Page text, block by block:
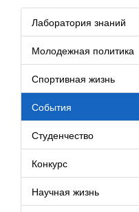
Лаборатория знаний
Молодежная политика
Спортивная жизнь
События
Студенчество
Конкурс
Научная жизнь